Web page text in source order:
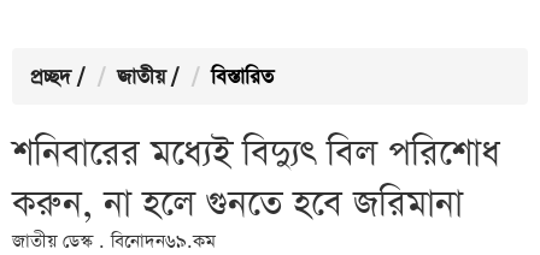
প্রচ্ছদ / জাতীয় / বিস্তারিত
শনিবারের মধ্যেই বিদ্যুৎ বিল পরিশোধ
করুন, না হলে গুনতে হবে জরিমানা
জাতীয় ডেস্ক . বিনোদন৬৯.কম